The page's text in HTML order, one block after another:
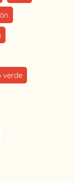
verde